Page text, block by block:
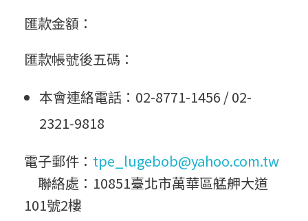
匯款金額：
匯款帳號後五碼：
本會連絡電話：02-8771-1456 / 02-
2321-9818
電子郵件： tpe_lugebob@yahoo.com.tw
聯絡處：10851臺北市萬華區艋舺大道
101號2樓